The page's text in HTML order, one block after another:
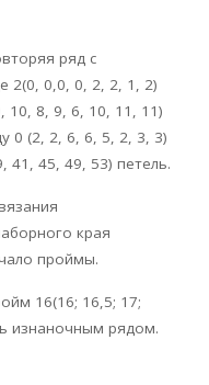
ряд с
2(0, 0,0, 0, 2, 2, 1, 2)
10, 8, 9, 6, 10, 11, 11)
0 (2, 2, 6, 6, 5, 2, 3, 3)
41, 45, 49, 53) петель.
края
проймы.
16(16; 16,5; 17;
изнаночным рядом.